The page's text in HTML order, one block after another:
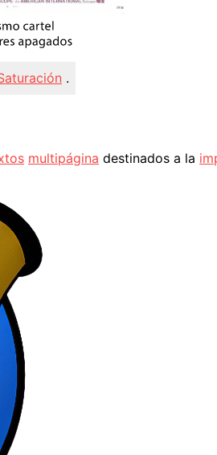
.
multipágina destinados a la